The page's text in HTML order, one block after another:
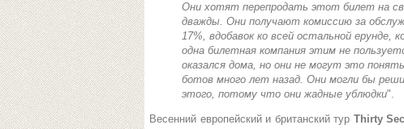
Они хотят перепродать этот билет на
дважды. Они получают комиссию за
17%, вдобавок ко всей остальной
одна билетная компания этим не
оказался дома, но они не могут это
ботов много лет назад. Они могли бы
этого, потому что они жадные ублюдки".
Весенний европейский и британский тур Thirty